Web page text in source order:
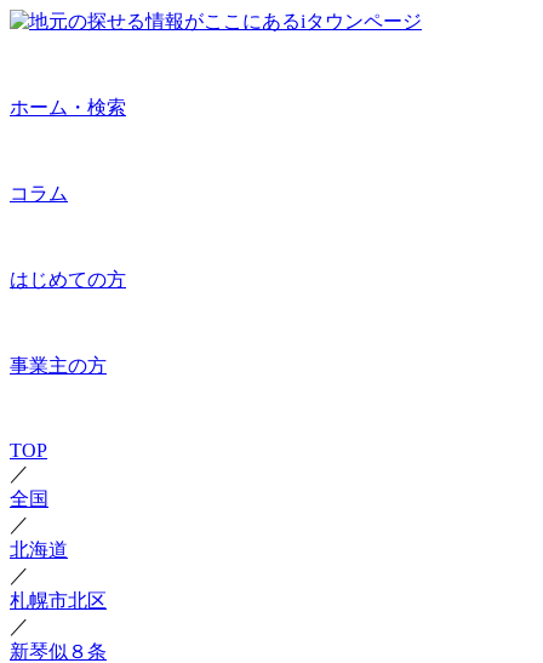
ホーム・検索
コラム
はじめての方
事業主の方
TOP
／
全国
／
北海道
／
札幌市北区
／
新琴似８条